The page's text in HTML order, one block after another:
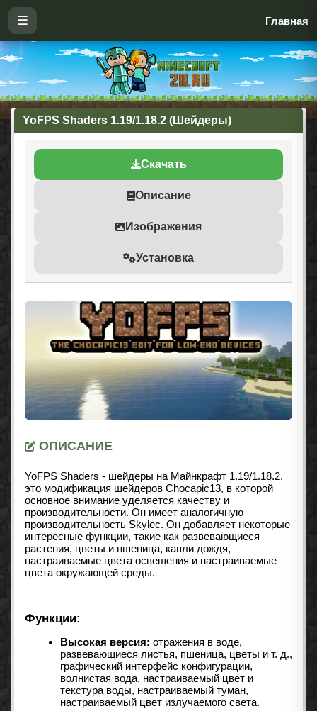
☰ Главная
YoFPS Shaders 1.19/1.18.2 (Шейдеры)
Скачать
Описание
Изображения
Установка
ОПИСАНИЕ
YoFPS Shaders - шейдеры на Майнкрафт 1.19/1.18.2,
это модификация шейдеров Chocapic13, в которой
основное внимание уделяется качеству и
производительности. Он имеет аналогичную
производительность Skylec. Он добавляет некоторые
интересные функции, такие как развевающиеся
растения, цветы и пшеница, капли дождя,
настраиваемые цвета освещения и настраиваемые
цвета окружающей среды.
Функции:
Высокая версия: отражения в воде,
развевающиеся листья, пшеница, цветы и т. д.,
графический интерфейс конфигурации,
волнистая вода, настраиваемый цвет и
текстура воды, настраиваемый туман,
настраиваемый цвет излучаемого света.